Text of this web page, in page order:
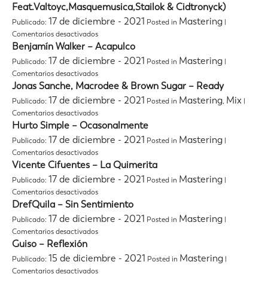
–
En
Tu
Celly
Feat.Valtoyc,Masquemusica,Stailok & Cidtronyck)
Publicado: 17 de diciembre - 2021 Posted in Mastering |
Comentarios desactivadosen
Ana
Tijoux
–
Hijo
de
la
Feat.Valtoyc,Masquemusica,Stailok
&
Cidtronyck)
Benjamín Walker – Acapulco
Publicado: 17 de diciembre - 2021 Posted in Mastering |
Comentarios desactivadosen
Benjamín
Walker
–
Acapulco
Jonas Sanche, Macrodee & Brown Sugar – Ready
Publicado: 17 de diciembre - 2021 Posted in Mastering, Mix |
Comentarios desactivadosen
Jonas
Sanche,
Macrodee
&
Brown
Sugar
Ready
Hurto Simple – Ocasonalmente
Publicado: 17 de diciembre - 2021 Posted in Mastering |
Comentarios desactivadosen
Hurto
Simple
–
Ocasonalmente
Vicente Cifuentes – La Quimerita
Publicado: 17 de diciembre - 2021 Posted in Mastering |
Comentarios desactivadosen
Vicente
Cifuentes
–
La
DrefQuila – Sin Sentimiento
Publicado: 17 de diciembre - 2021 Posted in Mastering |
Comentarios desactivadosen
Sin
Sentimiento
Guiso – Reflexión
Publicado: 15 de diciembre - 2021 Posted in Mastering |
Comentarios desactivadosen